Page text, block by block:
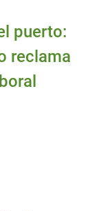
puerto:
reclama